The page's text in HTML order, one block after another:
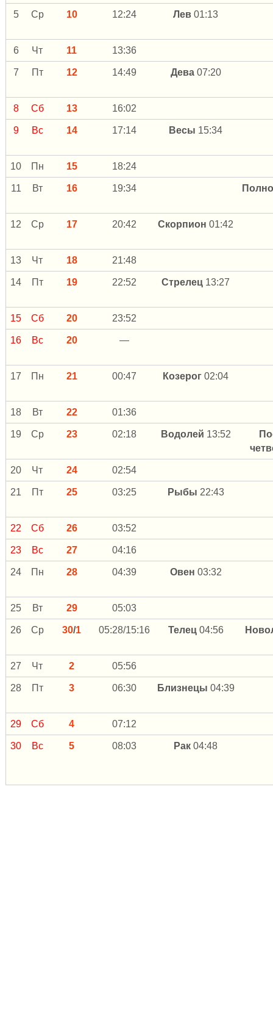
5 Ср 10 12:24 Лев01:13
6 Чт 11 13:36
7 Пт 12 14:49 Дева 07:20
8 Сб 13 16:02
9 Вс 14 17:14 Весы 15:34
10 Пн 15 18:24
11 Вт 16 19:34
12 Ср 17 20:42 Скорпион01:42
13 Чт 18 21:48
14 Пт 19 22:52 Стрелец 13:27
15 Сб 20 23:52
16 Вс 20 —
17 Пн 21 00:47 Козерог02:04
18 Вт 22 01:36
19 Ср 23 02:18 Водолей 13:52
20 Чт 24 02:54
21 Пт 25 03:25 Рыбы 22:43
22 Сб 26 03:52
23 Вс 27 04:16
24 Пн 28 04:39 Овен 03:32
25 Вт 29 05:03
26 Ср 30/1 05:28/15:16 Телец 04:56
27 Чт 2 05:56
28 Пт 3 06:30 Близнецы 04:39
29 Сб 4 07:12
30 Вс 5 08:03 Рак04:48